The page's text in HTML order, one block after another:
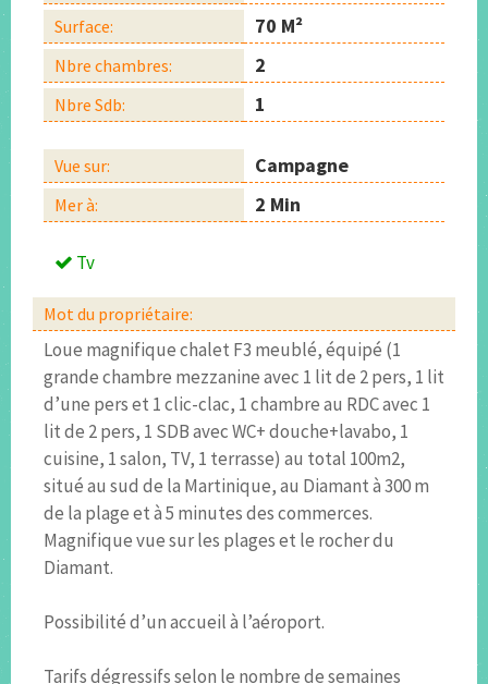
Surface: 70 M²
Nbre chambres: 2
Nbre Sdb: 1
Vue sur: Campagne
Mer à: 2 Min
Tv
Mot du propriétaire:
Loue magnifique chalet F3 meublé, équipé (1
grande chambre mezzanine avec 1 lit de 2 pers, 1 lit
d’une pers et 1 clic-clac, 1 chambre au RDC avec 1
lit de 2 pers, 1 SDB avec WC+ douche+lavabo, 1
cuisine, 1 salon, TV, 1 terrasse) au total 100m2,
situé au sud de la Martinique, au Diamant à 300 m
de la plage et à 5 minutes des commerces.
Magnifique vue sur les plages et le rocher du
Diamant.
Possibilité d’un accueil à l’aéroport.
Tarifs dégressifs selon le nombre de semaines